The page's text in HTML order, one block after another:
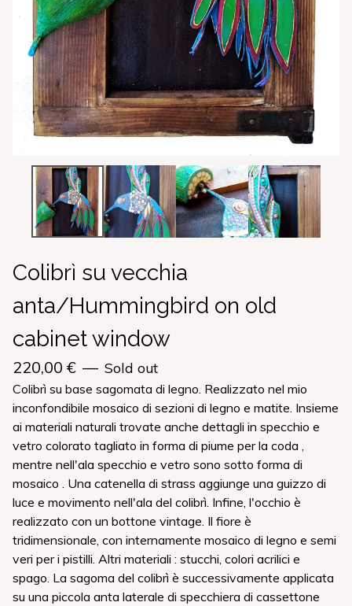
Colibrì su vecchia
anta/Hummingbird on old
cabinet window
220,00 € — Sold out
Colibrì su base sagomata di legno. Realizzato nel mio
inconfondibile mosaico di sezioni di legno e matite. Insieme
ai materiali naturali trovate anche dettagli in specchio e
vetro colorato tagliato in forma di piume per la coda ,
mentre nell'ala specchio e vetro sono sotto forma di
mosaico . Una catenella di strass aggiunge una guizzo di
luce e movimento nell'ala del colibrì. Infine, l'occhio è
realizzato con un bottone vintage. Il fiore è
tridimensionale, con internamente mosaico di legno e semi
veri per i pistilli. Altri materiali : stucchi, colori acrilici e
spago. La sagoma del colibrì è successivamente applicata
su una piccola anta laterale di specchiera di cassettone